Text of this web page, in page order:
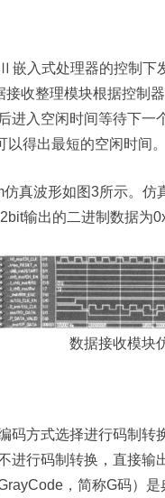
式处理器的控制下
收整理模块根据控制
进入空闲时间等待下
得出最短的空闲时间。
波形如图3所示。仿
输出的二进制数据为
数据接收模块
方式选择进行码制转
进行码制转换，直接
，简称G码）